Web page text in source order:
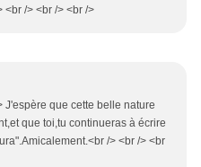
<br /> <br /> <br />
J'espère que cette belle nature
que toi,tu continueras à écrire
/> <br /> <br